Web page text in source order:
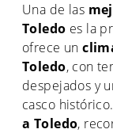
Una de las
Toledo es la
ofrece un
Toledo, con
despejados y
casco
a Toledo,